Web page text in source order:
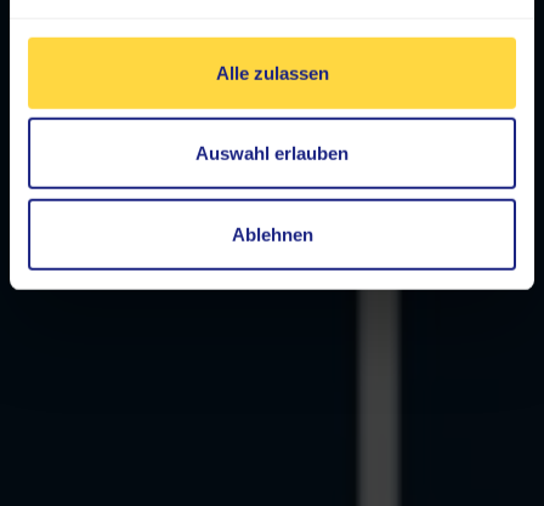
Alle zulassen
Auswahl erlauben
Ablehnen